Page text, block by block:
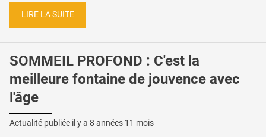
LIRE LA SUITE
SOMMEIL PROFOND : C'est la
meilleure fontaine de jouvence avec
l'âge
Actualité publiée il y a 8 années 11 mois